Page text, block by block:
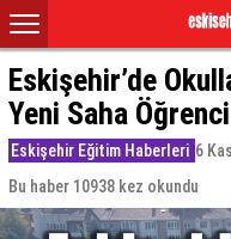
Eskişehir’de
Yeni Saha
Eskişehir Eğitim Haberleri 6
Bu haber 10938 kez okundu